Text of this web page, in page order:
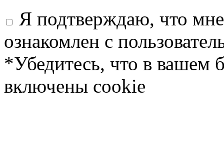
Я подтверждаю, что
ознакомлен с
*Убедитесь, что в вашем
включены cookie